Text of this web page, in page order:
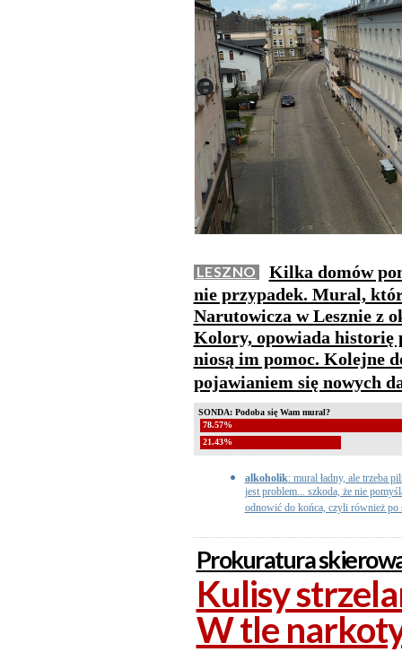
LESZNO
Kilka domów
nie przypadek. Mural,
Narutowicza w Lesznie z
Kolory, opowiada historię
niosą im pomoc. Kolejne
pojawianiem się nowych
SONDA: Podoba się Wam mural?
78.57%
21.43%
alkoholik: mural ładny, ale trzeba
jest problem... szkoda, że nie
odnowić do końca, czyli również po
Prokuratura
Kulisy
W tle